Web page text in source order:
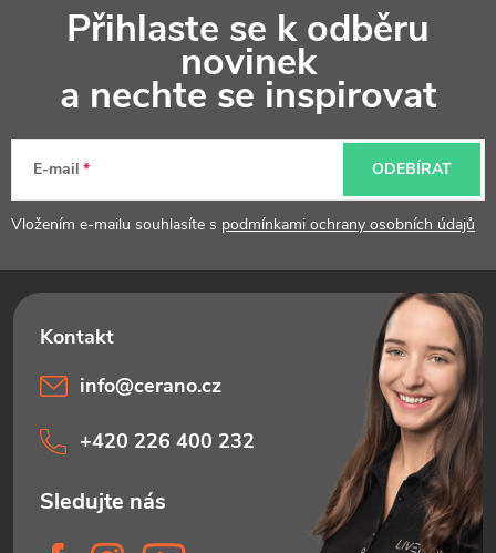
s
a
Přihlaste se k odběru
novinek
a nechte se inspirovat
E-mail
Vložením e-mailu souhlasíte s podmínkami ochrany osobních údajů
ODEBÍRAT
info@cerano.cz
+420 226 400 232